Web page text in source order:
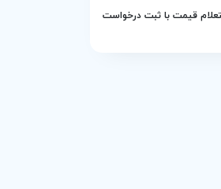
قیمت با ثبت درخواست